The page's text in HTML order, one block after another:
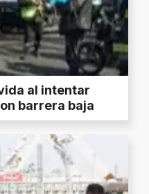
al intentar
barrera baja